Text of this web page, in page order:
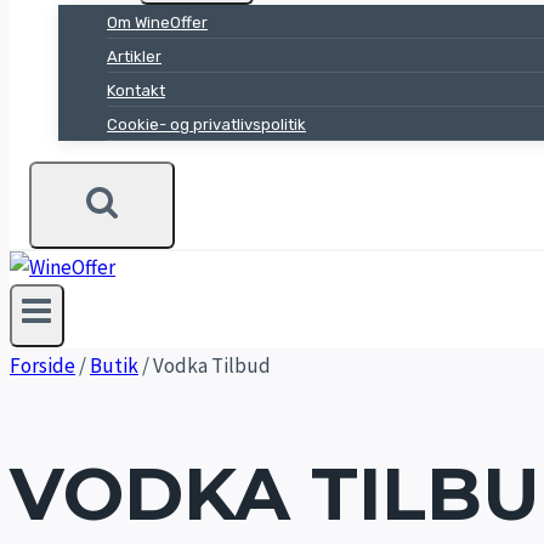
Om WineOffer
Artikler
Kontakt
Cookie- og privatlivspolitik
Forside/Butik/Vodka Tilbud
VODKA